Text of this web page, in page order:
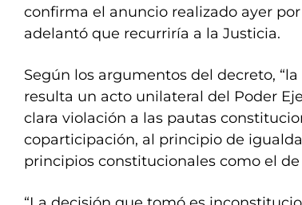
confirma el anuncio realizado ayer
adelantó que recurriría a la Justicia.
Según los argumentos del decreto,
resulta un acto unilateral del Poder
clara violación a las pautas
coparticipación, al principio de
principios constitucionales como el